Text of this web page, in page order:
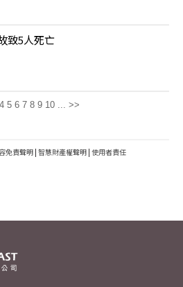
致5人死亡
4 5 6 7 8 9 10 ... >>
免責聲明 | 智慧財產權聲明 | 使用者責任